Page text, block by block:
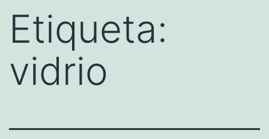
Etiqueta:
vidrio